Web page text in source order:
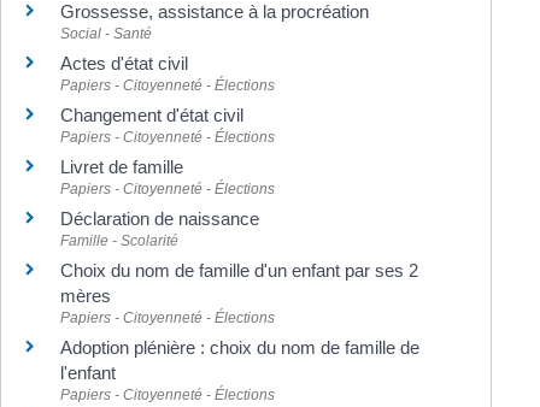
Grossesse, assistance à la procréation
Social - Santé
Actes d'état civil
Papiers - Citoyenneté - Élections
Changement d'état civil
Papiers - Citoyenneté - Élections
Livret de famille
Papiers - Citoyenneté - Élections
Déclaration de naissance
Famille - Scolarité
Choix du nom de famille d'un enfant par ses 2
mères
Papiers - Citoyenneté - Élections
Adoption plénière : choix du nom de famille de
l'enfant
Papiers - Citoyenneté - Élections